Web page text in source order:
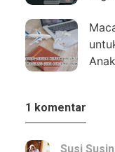
Anak
1 komentar
Susi